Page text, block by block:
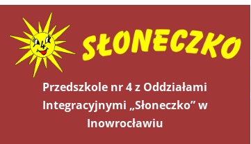
Przedszkole nr 4 z Oddziałami
Integracyjnymi „Słoneczko” w
Inowrocławiu